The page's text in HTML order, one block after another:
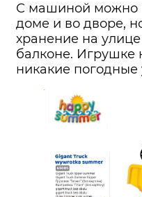
С машиной можно
доме и во дворе,
хранение на
балконе. Игрушке
никакие погодные